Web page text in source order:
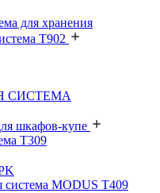
для хранения
Т902
СИСТЕМА
шкафов-купе
Т309
система MODUS T409